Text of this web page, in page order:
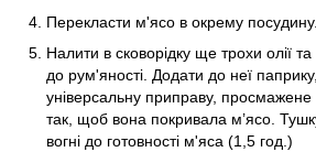
Перекласти м'ясо в окрему посудину.
Налити в сковорідку ще трохи олії
до рум'яності. Додати до неї
універсальну приправу,
так, щоб вона покривала м’ясо.
вогні до готовності м'яса (1,5 год.)